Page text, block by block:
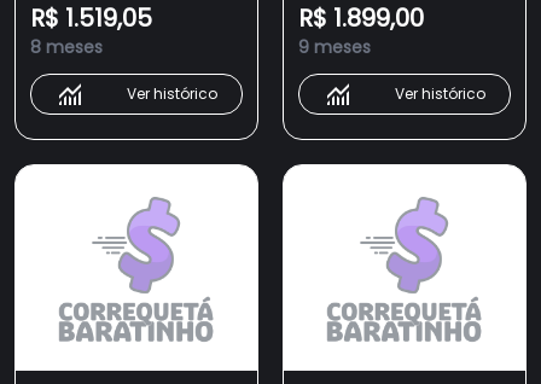
Painel Touch (OE5EA) -
110V
R$ 1.519,05
8 meses
Ver histórico
Painel Touch (OE5EA)
R$ 1.899,00
9 meses
Ver histórico